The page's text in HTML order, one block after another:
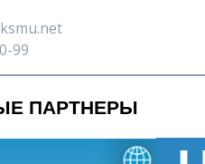
99
ПАРТНЕРЫ